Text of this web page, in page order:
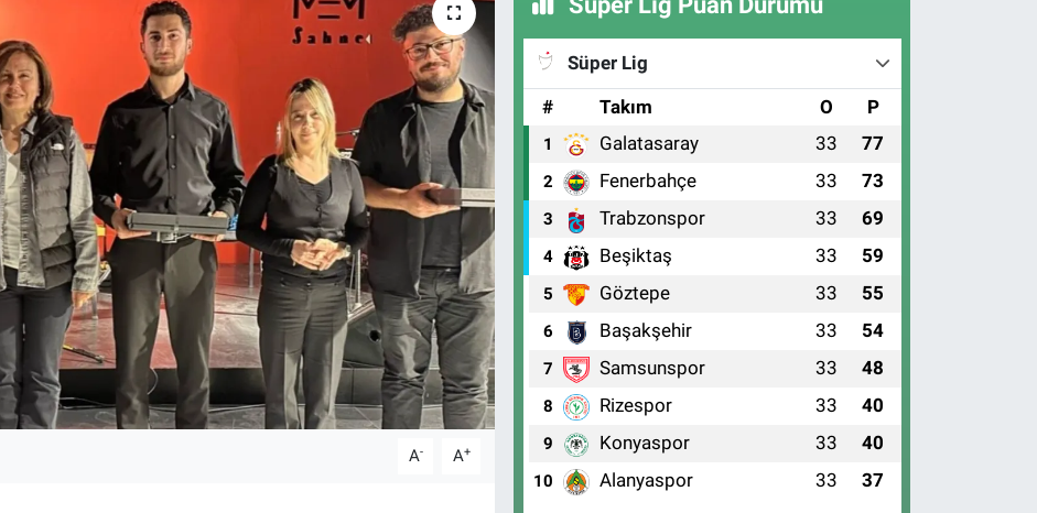
A- A+
Süper Lig
#
Takım O P
1 Galatasaray 33 77
2 Fenerbahçe 33 73
3 Trabzonspor 33 69
4 Beşiktaş 33 59
5 Göztepe 33 55
6 Başakşehir 33 54
7 Samsunspor 33 48
8 Rizespor 33 40
9 Konyaspor 33 40
10 Alanyaspor 33 37